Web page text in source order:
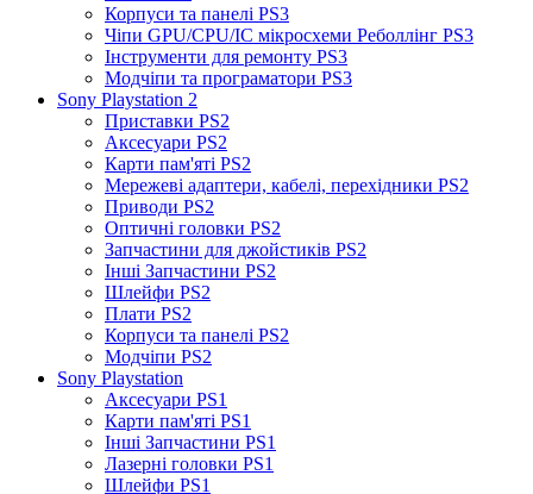
Корпуси та панелі PS3
Чіпи GPU/CPU/IC мікросхеми Реболлінг PS3
Інструменти для ремонту PS3
Модчіпи та програматори PS3
Sony Playstation 2
Приставки PS2
Аксесуари PS2
Карти пам'яті PS2
Мережеві адаптери, кабелі, перехідники PS2
Приводи PS2
Оптичні головки PS2
Запчастини для джойстиків PS2
Інші Запчастини PS2
Шлейфи PS2
Плати PS2
Корпуси та панелі PS2
Модчіпи PS2
Sony Playstation
Аксесуари PS1
Карти пам'яті PS1
Інші Запчастини PS1
Лазерні головки PS1
Шлейфи PS1